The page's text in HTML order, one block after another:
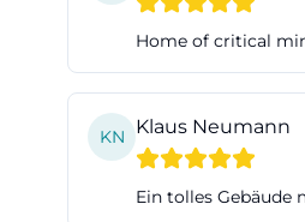
Home of critical
KN Klaus Neumann
Ein tolles Gebäude